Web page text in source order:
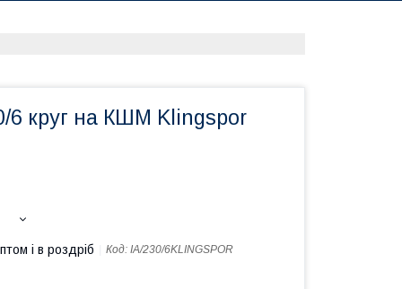
6 круг на КШМ Klingspor
і в роздріб Код: IA/230/6KLINGSPOR